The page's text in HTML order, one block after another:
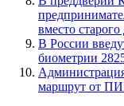
вместо
В России
биометрии
маршрут от